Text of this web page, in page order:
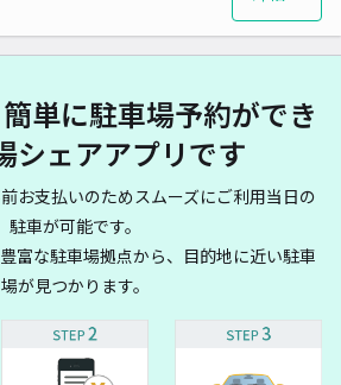
単に駐車場予約ができ
シェアアプリです
お支払いのためスムーズにご利用当日の
駐車が可能です。
富な駐車場拠点から、目的地に近い駐車
場が見つかります。